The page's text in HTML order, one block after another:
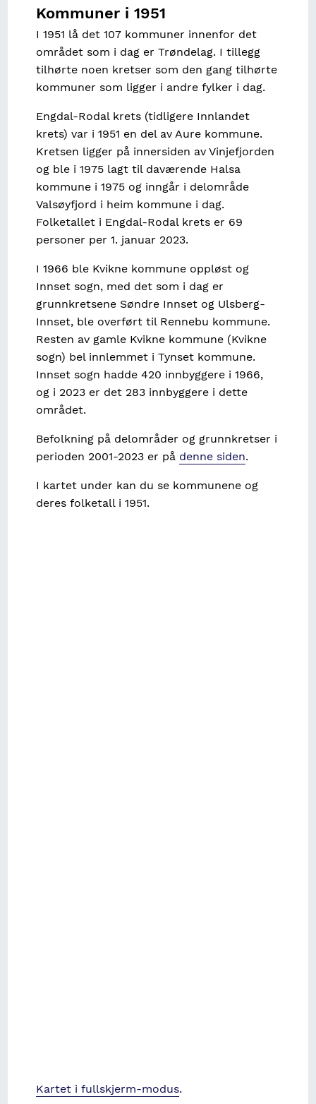
Kommuner i 1951
I 1951 lå det 107 kommuner innenfor det
området som i dag er Trøndelag. I tillegg
tilhørte noen kretser som den gang tilhørte
kommuner som ligger i andre fylker i dag.
Engdal-Rodal krets (tidligere Innlandet
krets) var i 1951 en del av Aure kommune.
Kretsen ligger på innersiden av Vinjefjorden
og ble i 1975 lagt til daværende Halsa
kommune i 1975 og inngår i delområde
Valsøyfjord i heim kommune i dag.
Folketallet i Engdal-Rodal krets er 69
personer per 1. januar 2023.
I 1966 ble Kvikne kommune oppløst og
Innset sogn, med det som i dag er
grunnkretsene Søndre Innset og Ulsberg-
Innset, ble overført til Rennebu kommune.
Resten av gamle Kvikne kommune (Kvikne
sogn) bel innlemmet i Tynset kommune.
Innset sogn hadde 420 innbyggere i 1966,
og i 2023 er det 283 innbyggere i dette
området.
Befolkning på delområder og grunnkretser i
perioden 2001-2023 er på denne siden.
I kartet under kan du se kommunene og
deres folketall i 1951.
Kartet i fullskjerm-modus.